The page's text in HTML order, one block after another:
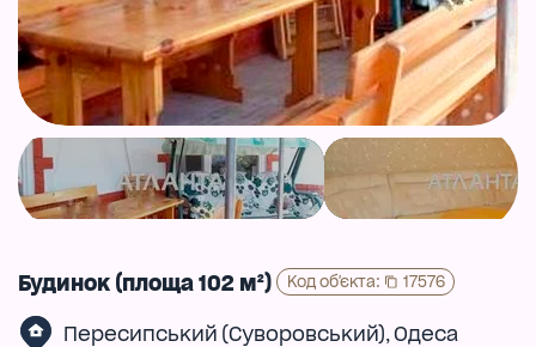
Будинок (площа 102 м²) Код об'єкта: 17576
Пересипський (Суворовський), Одеса